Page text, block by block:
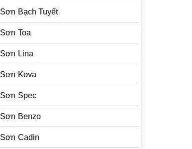
Sơn Bạch Tuyết
Sơn Toa
Sơn Lina
Sơn Kova
Sơn Spec
Sơn Benzo
Sơn Cadin